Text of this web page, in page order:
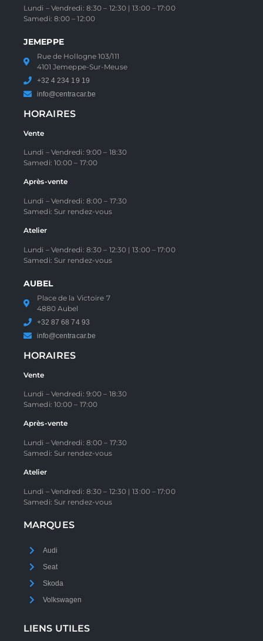
Lundi – Vendredi: 8:30 – 12:30 | 13:00 – 17:00
Samedi: 8:00 – 12:00
JEMEPPE
Rue de Hollogne 103/111
4101 Jemeppe-Sur-Meuse
+32 4 234 19 19
info@centracar.be
HORAIRES
Vente
Lundi – Vendredi: 9:00 – 18:30
Samedi: 10:00 – 17:00
Après-vente
Lundi – Vendredi: 8:00 – 17:30
Samedi: Sur rendez-vous
Atelier
Lundi – Vendredi: 8:30 – 12:30 | 13:00 – 17:00
Samedi: Sur rendez-vous
AUBEL
Place de la Victoire 7
4880 Aubel
+32 87 68 74 93
info@centracar.be
HORAIRES
Vente
Lundi – Vendredi: 9:00 – 18:30
Samedi: 10:00 – 17:00
Après-vente
Lundi – Vendredi: 8:00 – 17:30
Samedi: Sur rendez-vous
Atelier
Lundi – Vendredi: 8:30 – 12:30 | 13:00 – 17:00
Samedi: Sur rendez-vous
MARQUES
Audi
Seat
Skoda
Volkswagen
LIENS UTILES